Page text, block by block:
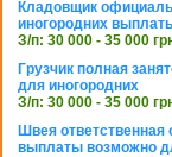
Кладовщик
иногородних
З/п: 30 000 - 35 000
Грузчик полная
для иногородних
З/п: 30 000 - 35 000
Швея
выплаты возможно